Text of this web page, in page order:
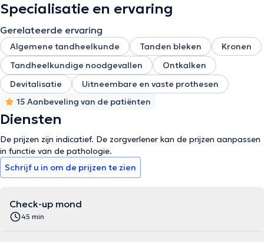
Specialisatie en ervaring
Gerelateerde ervaring
Algemene tandheelkunde Tanden bleken
Kronen
Tandheelkundige noodgevallen
Ontkalken
Devitalisatie
Uitneembare en vaste prothesen
15 Aanbeveling van de patiënten
Diensten
De prijzen zijn indicatief. De zorgverlener kan de prijzen aanpassen
in functie van de pathologie.
Schrijf u in om de prijzen te zien
Check-up mond
45 min